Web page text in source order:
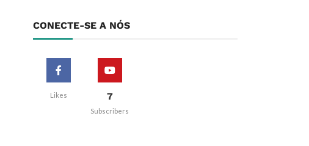
CONECTE-SE A NÓS
Likes 7
Subscribers